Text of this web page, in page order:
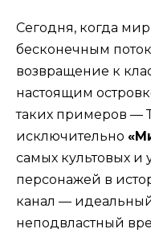
Сегодня, когда
бесконечным
возвращение к
настоящим
таких примеров —
исключительно
самых культовых
персонажей в
канал —
неподвластный